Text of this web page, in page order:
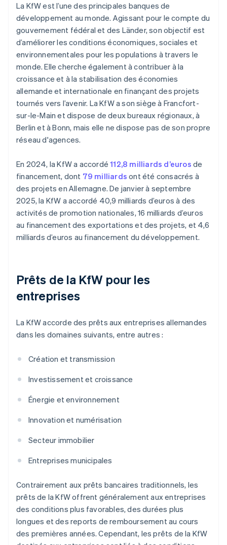
La KfW est l’une des principales banques de
développement au monde. Agissant pour le compte du
gouvernement fédéral et des Länder, son objectif est
d’améliorer les conditions économiques, sociales et
environnementales pour les populations à travers le
monde. Elle cherche également à contribuer à la
croissance et à la stabilisation des économies
allemande et internationale en finançant des projets
tournés vers l’avenir. La KfW a son siège à Francfort-
sur-le-Main et dispose de deux bureaux régionaux, à
Berlin et à Bonn, mais elle ne dispose pas de son propre
réseau d'agences.
En 2024, la KfW a accordé112,8 milliards d’euros de
financement, dont 79 milliards ont été consacrés à
des projets en Allemagne. De janvier à septembre
2025, la KfW a accordé 40,9 milliards d’euros à des
activités de promotion nationales, 16 milliards d’euros
au financement des exportations et des projets, et 4,6
milliards d’euros au financement du développement.
Prêts de la KfW pour les
entreprises
La KfW accorde des prêts aux entreprises allemandes
dans les domaines suivants, entre autres :
Création et transmission
Investissement et croissance
Énergie et environnement
Innovation et numérisation
Secteur immobilier
Entreprises municipales
Contrairement aux prêts bancaires traditionnels, les
prêts de la KfW offrent généralement aux entreprises
des conditions plus favorables, des durées plus
longues et des reports de remboursement au cours
des premières années. Cependant, les prêts de la KfW